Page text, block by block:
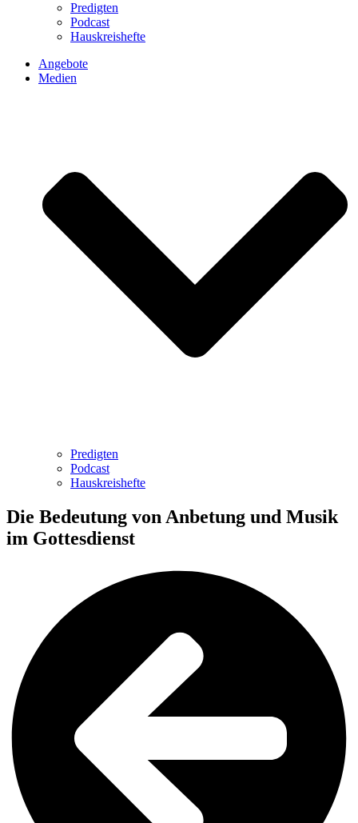
Predigten
Podcast
Hauskreishefte
Angebote
Medien
Predigten
Podcast
Hauskreishefte
Die Bedeutung von Anbetung und Musik
im Gottesdienst